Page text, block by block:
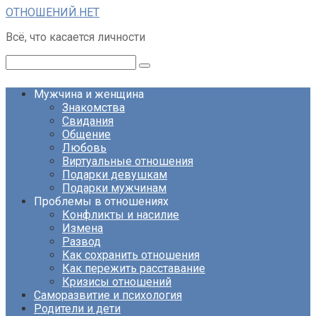
Перейти
контенту
ОТНОШЕНИЙ.НЕТ
Всё, что касается личности
Мужчина и женщина
Знакомства
Свидания
Общение
Любовь
Виртуальные отношения
Подарки девушкам
Подарки мужчинам
Проблемы в отношениях
Конфликты и насилие
Измена
Развод
Как сохранить отношения
Как пережить расставание
Кризисы отношений
Саморазвитие и психология
Родители и дети